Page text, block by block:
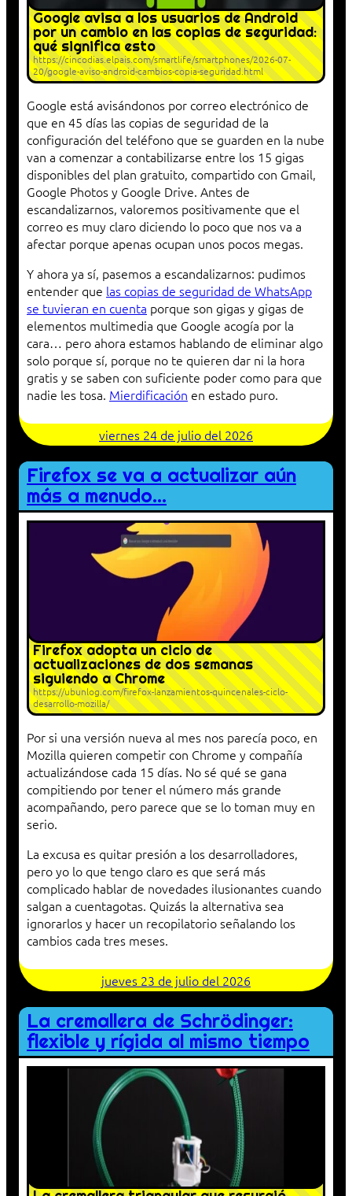
Google avisa a los usuarios de Android
por un cambio en las copias de seguridad:
qué significa esto
https://cincodias.elpais.com/smartlife/smartphones/2026-07-
20/google-aviso-android-cambios-copia-seguridad.html
Google está avisándonos por correo electrónico de
que en 45 días las copias de seguridad de la
configuración del teléfono que se guarden en la nube
van a comenzar a contabilizarse entre los 15 gigas
disponibles del plan gratuito, compartido con Gmail,
Google Photos y Google Drive. Antes de
escandalizarnos, valoremos positivamente que el
correo es muy claro diciendo lo poco que nos va a
afectar porque apenas ocupan unos pocos megas.
Y ahora ya sí, pasemos a escandalizarnos: pudimos
entender que las copias de seguridad de WhatsApp
se tuvieran en cuenta porque son gigas y gigas de
elementos multimedia que Google acogía por la
cara… pero ahora estamos hablando de eliminar algo
solo porque sí, porque no te quieren dar ni la hora
gratis y se saben con suficiente poder como para que
nadie les tosa. Mierdificación en estado puro.
viernes 24 de julio del 2026
Firefox se va a actualizar aún
más a menudo…
Firefox adopta un ciclo de
actualizaciones de dos semanas
siguiendo a Chrome
https://ubunlog.com/firefox-lanzamientos-quincenales-ciclo-
desarrollo-mozilla/
Por si una versión nueva al mes nos parecía poco, en
Mozilla quieren competir con Chrome y compañía
actualizándose cada 15 días. No sé qué se gana
compitiendo por tener el número más grande
acompañando, pero parece que se lo toman muy en
serio.
La excusa es quitar presión a los desarrolladores,
pero yo lo que tengo claro es que será más
complicado hablar de novedades ilusionantes cuando
salgan a cuentagotas. Quizás la alternativa sea
ignorarlos y hacer un recopilatorio señalando los
cambios cada tres meses.
jueves 23 de julio del 2026
La cremallera de Schrödinger:
flexible y rígida al mismo tiempo